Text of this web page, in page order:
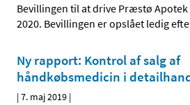
Bevillingen til at drive Præstø
2020. Bevillingen er opslået ledig
Ny rapport: Kontrol af salg af
håndkøbsmedicin i
|7. maj 2019 |